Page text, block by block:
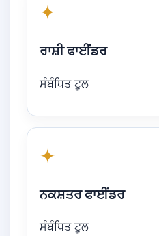
✦
ਰਾਸ਼ੀ ਫਾਈਂਡਰ
ਸੰਬੰਧਿਤ ਟੂਲ
✦
ਨਕਸ਼ਤਰ ਫਾਈਂਡਰ
ਸੰਬੰਧਿਤ ਟੂਲ